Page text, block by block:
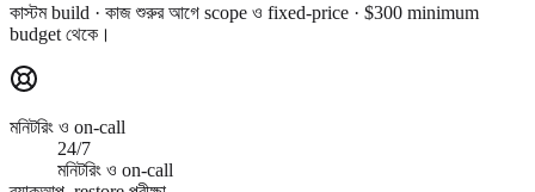
কাস্টম build · কাজ শুরুর আগে scope ও fixed-price · $300 minimum
budget থেকে।
মনিটরিং ও on-call
24/7
মনিটরিং ও on-call